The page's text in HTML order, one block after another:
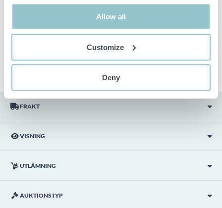
Allow all
Customize
Deny
FRAKT
VISNING
UTLÄMNING
AUKTIONSTYP
objektet och därmed ansvarar inte PS för avvikelsen.
Objektet är EJ TESTAT av auktionsfirman om inget annat sägs
i objektsbeskrivningen. Objektsbeskrivningen är framtagen
efter bästa möjliga förmåga men är ej bindande i detalj.
OBS! Eventuell pall och palltillbehör som syns på bilden